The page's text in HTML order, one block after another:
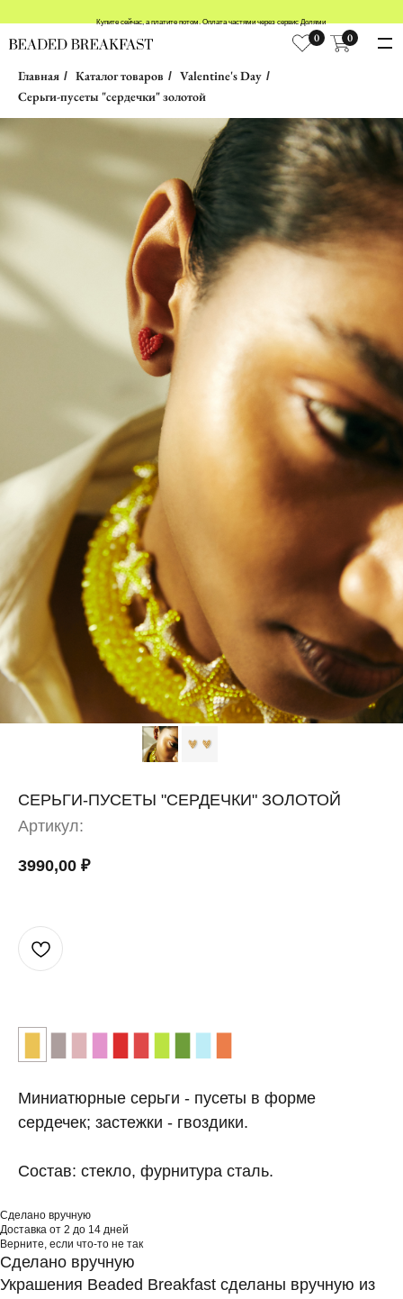
0 0
Купите сейчас, а платите потом. Оплата частями через сервис Долями
Главная / Каталог товаров / Valentine's Day /
Серьги-пусеты "сердечки" золотой
СЕРЬГИ-ПУСЕТЫ "СЕРДЕЧКИ" ЗОЛОТОЙ
Артикул:
3990,00 ₽
Миниатюрные серьги - пусеты в форме
сердечек; застежки - гвоздики.
Состав: стекло, фурнитура сталь.
Сделано вручную
Доставка от 2 до 14 дней
Верните, если что-то не так
Сделано вручную
Украшения Beaded Breakfast сделаны вручную из